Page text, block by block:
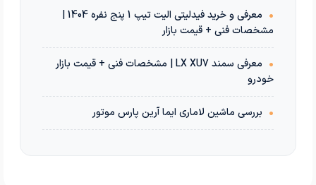
•
معرفی و خرید فیدلیتی الیت تیپ 1 پنج نفره 1404 |
مشخصات فنی + قیمت بازار
•
معرفی سمند LX XU7 | مشخصات فنی + قیمت بازار
خودرو
• بررسی ماشین لاماری ایما آرین پارس موتور